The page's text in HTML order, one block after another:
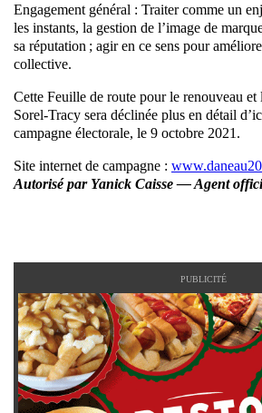
Engagement général : Traiter comme un
les instants, la gestion de l’image de
sa réputation ; agir en ce sens pour
collective.
Cette Feuille de route pour le renouveau et
Sorel-Tracy sera déclinée plus en détail
campagne électorale, le 9 octobre 2021.
Site internet de campagne :
Autorisé par Yanick Caisse — Agent
PUBLICITÉ